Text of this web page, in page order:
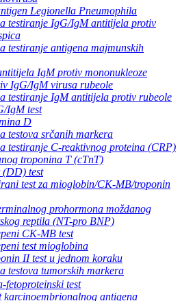
Legionella Pneumophila
testiranje IgG/IgM antitijela protiv
testiranje antigena majmunskih
IgM protiv mononukleoze
IgG/IgM virusa rubeole
testiranje IgM antitijela protiv rubeole
IgM test
D
testova srčanih markera
testiranje C-reaktivnog proteina (CRP)
troponina T (cTnT)
test
test za mioglobin/CK-MB/troponin
prohormona moždanog
reptila (NT-pro BNP)
CK-MB test
test mioglobina
II test u jednom koraku
testova tumorskih markera
fetoproteinski test
karcinoembrionalnog antigena